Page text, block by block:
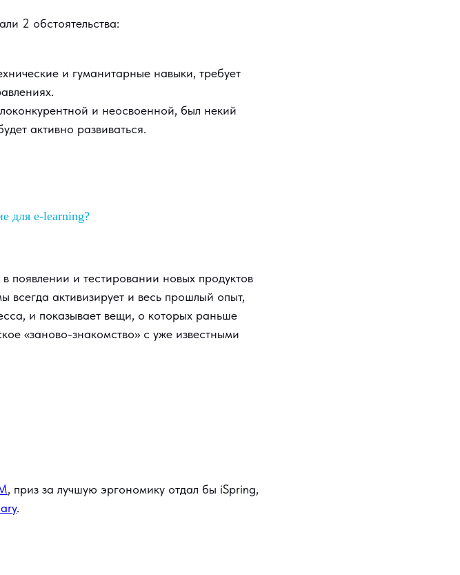
2 обстоятельства:
и гуманитарные навыки, требует
и неосвоенной, был некий
активно развиваться.
для e-learning?
появлении и тестировании новых продуктов
всегда активизирует и весь прошлый опыт,
и показывает вещи, о которых раньше
«заново-знакомство» с уже известными
, приз за лучшую эргономику отдал бы iSpring,
.